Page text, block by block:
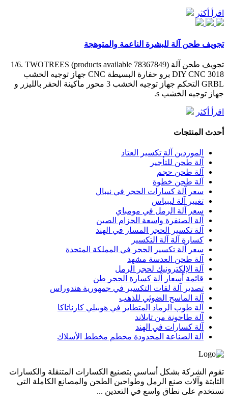
اقرأ أكثر
تجويف طحن آلة للبشرة الناعمة والمتوهجة
تجويف طحن آلة (78367849 products available) 1/6. TWOTREES
DIY CNC 3018 برو حفارة البسيطة CNC جهاز توجيه الخشب
GRBL التحكم جهاز توجيه الخشب 3 محور ماكينة الحفر بالليزر و
جهاز توجيه الخشب s.
اقرأ أكثر
أحدث المنتجات
الموردين آلة تكسير العتاد
آلة طحن للتأجير
آلة طحن حجم
آلة طحن خطوة
سعر آلة كسارات الحجر في نيبال
تغيير آلة ليبياس
سعر آلة الرمل في مومباي
آلة الصنفرة واسعة الحزام الصين
آلة تكسير الحجر المسار في الهند
كسارة آلة آلة التكسير
سعر آلة تكسير الحجر في المملكة المتحدة
آلة طحن العدسة مشهد
آلة الإلكترونيك لحجر الرمل
قائمة أسعار آلة كسارة الحجر طن
تصدير آلة لفات التكسير في جمهورية هندوراس
آلة الماسح الضوئي للذهب
آلة طوب الرماد المتطاير في هوبيلي كارناتاكا
آلة طاحونة من تايلاند
آلة كسارات في الهند
آلة الصناعة المحدودة محطم مخطط الأسلاك
تقوم الشركة بشكل أساسي بتصنيع الكسارات المتنقلة والكسارات
الثابتة وآلات صنع الرمل وطواحين الطحن والمصانع الكاملة التي
تستخدم على نطاق واسع في التعدين ...